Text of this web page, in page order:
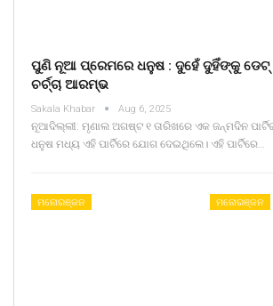
ପୁଣି ନୂଆ ପ୍ରେମରେ ଧନୁଷ : ଦୁହେଁ ଦୁହିଁଙ୍କୁ ଡେଟ୍
ଚର୍ଚ୍ଚା ଆରମ୍ଭ
Sakala Khabar Aug 6, 2025
ନୂଆଦିଲ୍ଲୀ: ମୃଣାଲ ଅଗଷ୍ଟ ୧ ତାରିଖରେ ଏକ ଜନ୍ମଦିନ
ଧନୁଷ ମଧ୍ୟ ଏହି ପାର୍ଟିରେ ଯୋଗ ଦେଇଥିଲେ। ଏହି ପାର୍ଟିରେ…
ମନୋରଞ୍ଜନ ମନୋରଞ୍ଜନ